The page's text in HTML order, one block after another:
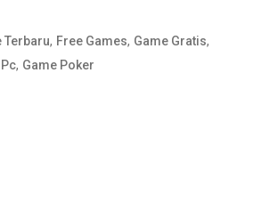
Terbaru, Free Games, Game Gratis,
, Game Poker